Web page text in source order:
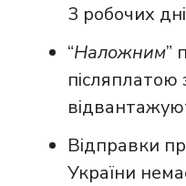
3 робочих
“Наложним”
Відправки
України